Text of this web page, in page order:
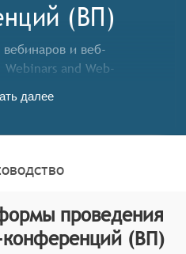
(ВП)
и веб-
and Web-
для организации
функционируют
обеспечения, которое
и аудиторией в
далее
проведения
конференций (ВП)